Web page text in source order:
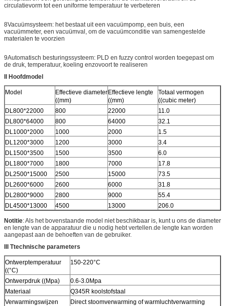
circulatievorm tot een uniforme temperatuur te verbeteren
8Vacuümsysteem: het bestaat uit een vacuümpomp, een buis, een
vacuümmeter, een vacuümval, om de vacuümconditie van samengestelde
materialen te voorzien
9Automatisch besturingssysteem: PLD en fuzzy control worden toegepast om
de druk, temperatuur, koeling enzovoort te realiseren
II Hoofdmodel
Model
Effectieve diameter
((mm)
Effectieve lengte
((mm)
Totaal vermogen
((cubic meter)
DL800*22000
800 22000
11.0
DL800*64000
800 64000
32.1
DL1000*2000
1000 2000
1.5
DL1200*3000
1200 3000
3.4
DL1500*3500
1500 3500
6.0
DL1800*7000
1800 7000
17.8
DL2500*15000
2500 15000
73.5
DL2600*6000
2600 6000
31.8
DL2800*9000
2800 9000
55.4
DL4500*13000
4500 13000 206.0
Notitie: Als het bovenstaande model niet beschikbaar is, kunt u ons de diameter
en lengte van de apparatuur die u nodig hebt vertellen.de lengte kan worden
aangepast aan de behoeften van de gebruiker.
III Ttechnische parameters
Ontwerptemperatuur
((°C)
150-220°C
Ontwerpdruk ((Mpa)
0.6-3.0Mpa
Materiaal
Q345R koolstofstaal
Verwarmingswijzen
Direct stoomverwarming of warmluchtverwarming